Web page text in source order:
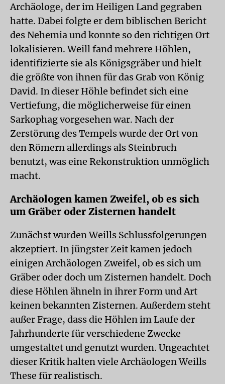
Archäologe, der im Heiligen Land gegraben
hatte. Dabei folgte er dem biblischen Bericht
des Nehemia und konnte so den richtigen Ort
lokalisieren. Weill fand mehrere Höhlen,
identifizierte sie als Königsgräber und hielt
die größte von ihnen für das Grab von König
David. In dieser Höhle befindet sich eine
Vertiefung, die möglicherweise für einen
Sarkophag vorgesehen war. Nach der
Zerstörung des Tempels wurde der Ort von
den Römern allerdings als Steinbruch
benutzt, was eine Rekonstruktion unmöglich
macht.
Archäologen kamen Zweifel, ob es sich
um Gräber oder Zisternen handelt
Zunächst wurden Weills Schlussfolgerungen
akzeptiert. In jüngster Zeit kamen jedoch
einigen Archäologen Zweifel, ob es sich um
Gräber oder doch um Zisternen handelt. Doch
diese Höhlen ähneln in ihrer Form und Art
keinen bekannten Zisternen. Außerdem steht
außer Frage, dass die Höhlen im Laufe der
Jahrhunderte für verschiedene Zwecke
umgestaltet und genutzt wurden. Ungeachtet
dieser Kritik halten viele Archäologen Weills
These für realistisch.